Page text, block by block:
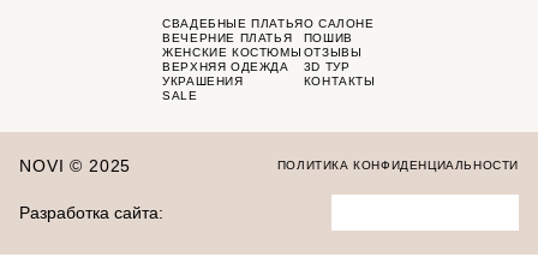
СВАДЕБНЫЕ ПЛАТЬЯ
ВЕЧЕРНИЕ ПЛАТЬЯ
ЖЕНСКИЕ КОСТЮМЫ
ВЕРХНЯЯ ОДЕЖДА
УКРАШЕНИЯ
SALE
О САЛОНЕ
ПОШИВ
ОТЗЫВЫ
3D ТУР
КОНТАКТЫ
NOVI © 2025 ПОЛИТИКА КОНФИДЕНЦИАЛЬНОСТИ
Разработка сайта: